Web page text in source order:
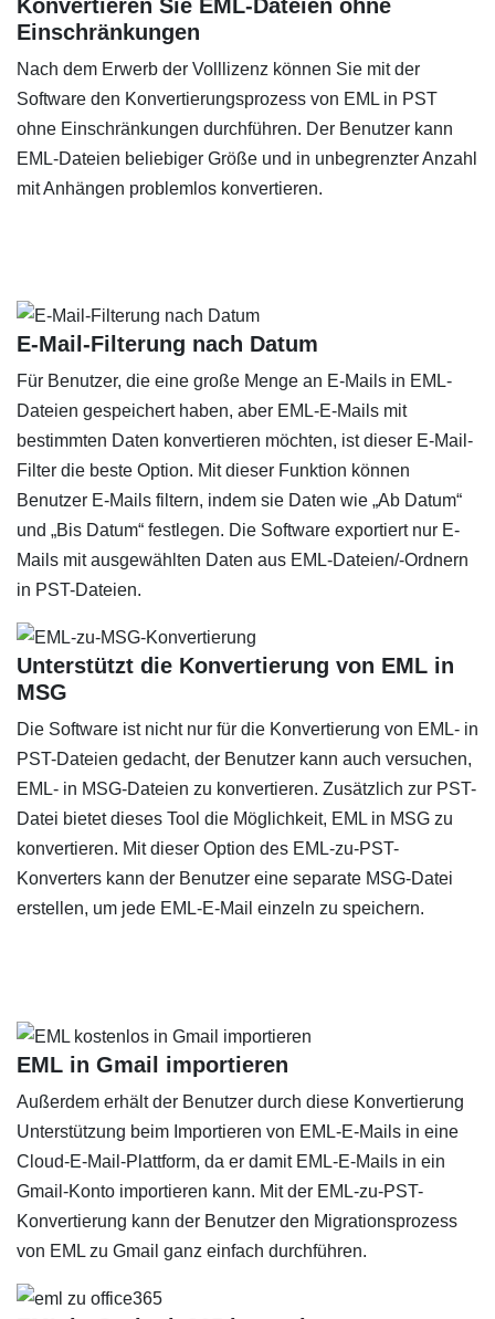
Konvertieren Sie EML-Dateien ohne
Einschränkungen
Nach dem Erwerb der Volllizenz können Sie mit der
Software den Konvertierungsprozess von EML in PST
ohne Einschränkungen durchführen. Der Benutzer kann
EML-Dateien beliebiger Größe und in unbegrenzter Anzahl
mit Anhängen problemlos konvertieren.
E-Mail-Filterung nach Datum
Für Benutzer, die eine große Menge an E-Mails in EML-
Dateien gespeichert haben, aber EML-E-Mails mit
bestimmten Daten konvertieren möchten, ist dieser E-Mail-
Filter die beste Option. Mit dieser Funktion können
Benutzer E-Mails filtern, indem sie Daten wie „Ab Datum“
und „Bis Datum“ festlegen. Die Software exportiert nur E-
Mails mit ausgewählten Daten aus EML-Dateien/-Ordnern
in PST-Dateien.
Unterstützt die Konvertierung von EML in
MSG
Die Software ist nicht nur für die Konvertierung von EML- in
PST-Dateien gedacht, der Benutzer kann auch versuchen,
EML- in MSG-Dateien zu konvertieren. Zusätzlich zur PST-
Datei bietet dieses Tool die Möglichkeit, EML in MSG zu
konvertieren. Mit dieser Option des EML-zu-PST-
Konverters kann der Benutzer eine separate MSG-Datei
erstellen, um jede EML-E-Mail einzeln zu speichern.
EML in Gmail importieren
Außerdem erhält der Benutzer durch diese Konvertierung
Unterstützung beim Importieren von EML-E-Mails in eine
Cloud-E-Mail-Plattform, da er damit EML-E-Mails in ein
Gmail-Konto importieren kann. Mit der EML-zu-PST-
Konvertierung kann der Benutzer den Migrationsprozess
von EML zu Gmail ganz einfach durchführen.